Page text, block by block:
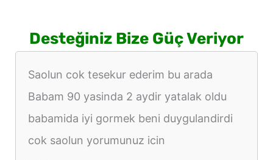
Desteğiniz Bize Güç Veriyor
Saolun cok tesekur ederim bu arada
Babam 90 yasinda 2 aydir yatalak oldu
babamida iyi gormek beni duygulandirdi
cok saolun yorumunuz icin